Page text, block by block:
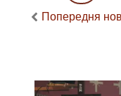
Попередня